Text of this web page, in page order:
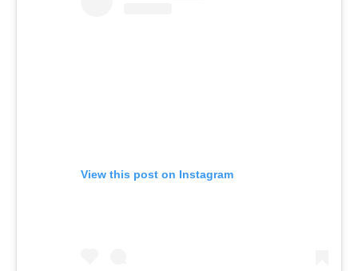
View this post on Instagram